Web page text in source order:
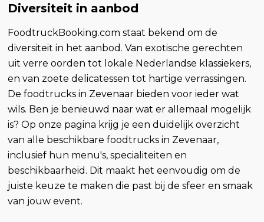
Diversiteit in aanbod
FoodtruckBooking.com staat bekend om de
diversiteit in het aanbod. Van exotische gerechten
uit verre oorden tot lokale Nederlandse klassiekers,
en van zoete delicatessen tot hartige verrassingen.
De foodtrucks in Zevenaar bieden voor ieder wat
wils. Ben je benieuwd naar wat er allemaal mogelijk
is? Op onze pagina krijg je een duidelijk overzicht
van alle beschikbare foodtrucks in Zevenaar,
inclusief hun menu's, specialiteiten en
beschikbaarheid. Dit maakt het eenvoudig om de
juiste keuze te maken die past bij de sfeer en smaak
van jouw event.